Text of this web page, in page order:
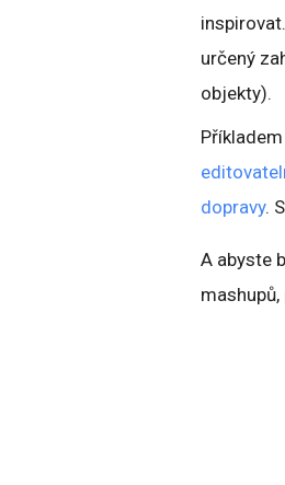
určený
objekty).
dopravy.
A abyste